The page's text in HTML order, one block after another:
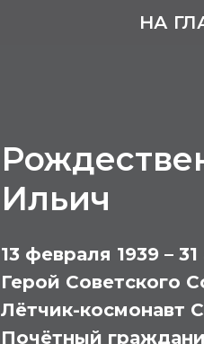
НА
Ильич
13 февраля 1939 – 31
Герой Советского
Лётчик-космонавт
Почётный